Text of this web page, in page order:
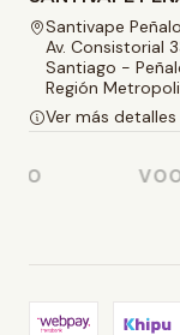
Santivape
Av. Consistorial
Santiago -
Región
Ver más detalles